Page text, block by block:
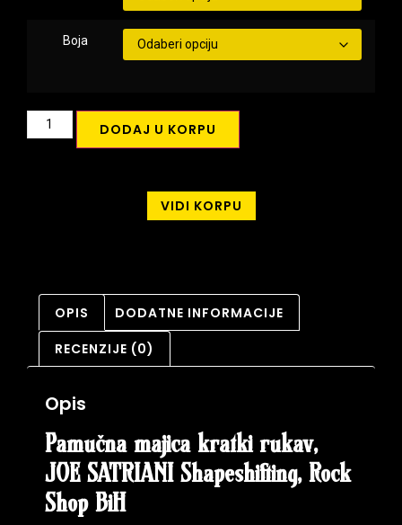
Boja
DODAJ U KORPU
VIDI KORPU
OPIS DODATNE INFORMACIJE
RECENZIJE (0)
Opis
Pamučna majica kratki rukav,
JOE SATRIANI Shapeshifting, Rock
Shop BiH